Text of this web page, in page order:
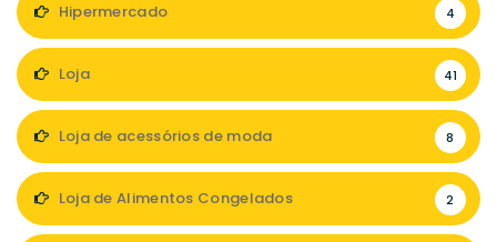
Hipermercado 4
Loja 41
Loja de acessórios de moda 8
Loja de Alimentos Congelados 2